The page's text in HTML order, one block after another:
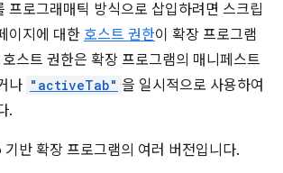
프로그래매틱 방식으로 삽입하려면 스크립
이지에 대한 호스트 권한이 확장 프로그램
스트 권한은 확장 프로그램의 매니페스트
나 "activeTab" 을 일시적으로 사용하여
.
반 확장 프로그램의 여러 버전입니다.